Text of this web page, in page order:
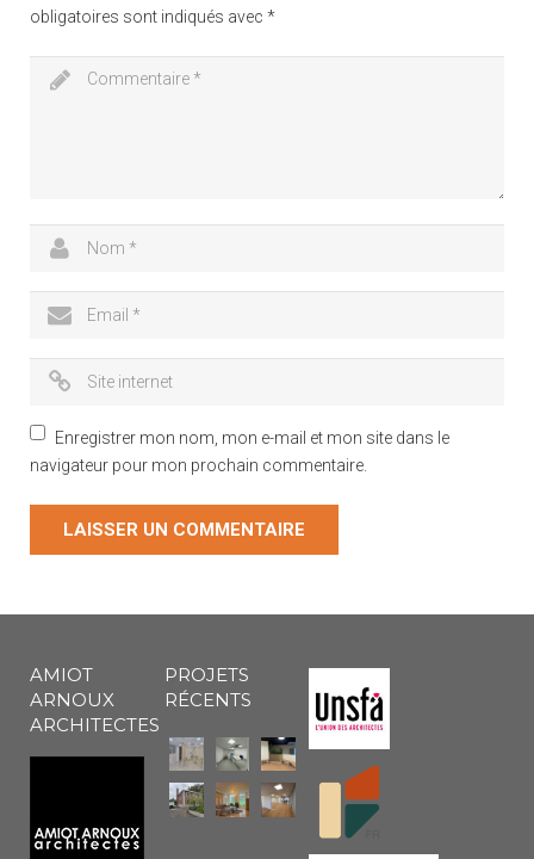
obligatoires sont indiqués avec *
Enregistrer mon nom, mon e-mail et mon site dans le
navigateur pour mon prochain commentaire.
AMIOT
ARNOUX
ARCHITECTES
PROJETS
RÉCENTS